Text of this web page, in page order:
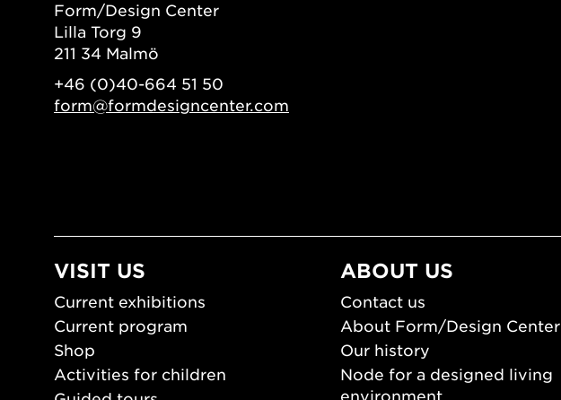
Form/Design Center
Lilla Torg 9
211 34 Malmö
+46 (0)40-664 51 50
form@formdesigncenter.com
VISIT US
Current exhibitions
Current program
Shop
Activities for children
ABOUT US
Contact us
About Form/Design Center
Our history
Node for a designed living
environment